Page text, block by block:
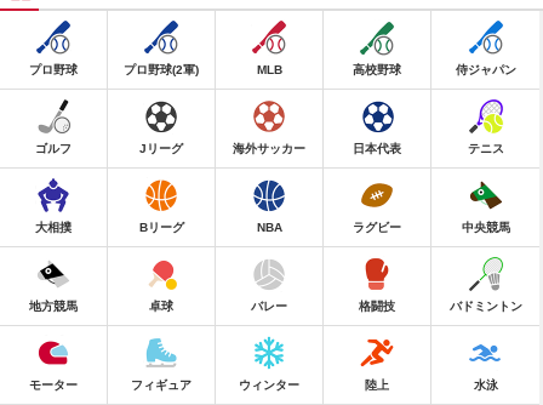
プロ野球 プロ野球(2軍) MLB 高校野球 侍ジャパン
ゴルフ Jリーグ 海外サッカー 日本代表 テニス
大相撲 Bリーグ NBA ラグビー 中央競馬
地方競馬 卓球 バレー 格闘技 バドミントン
モーター フィギュア ウィンター 陸上 水泳